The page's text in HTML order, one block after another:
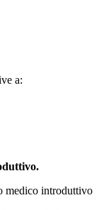
a:
medico introduttivo